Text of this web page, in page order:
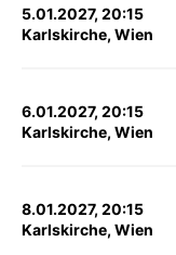
5.01.2027, 20:15
Karlskirche, Wien
6.01.2027, 20:15
Karlskirche, Wien
8.01.2027, 20:15
Karlskirche, Wien